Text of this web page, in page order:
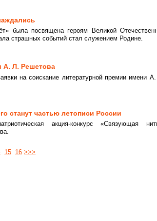
была посвящена героям Великой
страшных событий стал служением Родине.
А. Л. Решетова
на соискание литературной премии имени А.
станут частью летописи России
акция-конкурс «Связующая
15 16 >>>